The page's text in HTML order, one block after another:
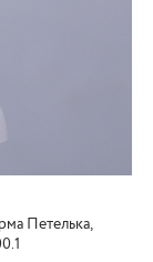
Петелька,